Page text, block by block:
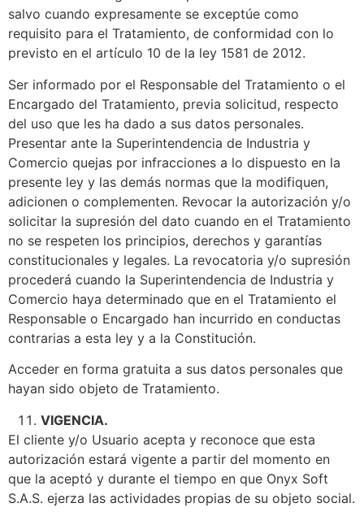
salvo cuando expresamente se exceptúe como
requisito para el Tratamiento, de conformidad con lo
previsto en el artículo 10 de la ley 1581 de 2012.
Ser informado por el Responsable del Tratamiento o el
Encargado del Tratamiento, previa solicitud, respecto
del uso que les ha dado a sus datos personales.
Presentar ante la Superintendencia de Industria y
Comercio quejas por infracciones a lo dispuesto en la
presente ley y las demás normas que la modifiquen,
adicionen o complementen. Revocar la autorización y/o
solicitar la supresión del dato cuando en el Tratamiento
no se respeten los principios, derechos y garantías
constitucionales y legales. La revocatoria y/o supresión
procederá cuando la Superintendencia de Industria y
Comercio haya determinado que en el Tratamiento el
Responsable o Encargado han incurrido en conductas
contrarias a esta ley y a la Constitución.
Acceder en forma gratuita a sus datos personales que
hayan sido objeto de Tratamiento.
VIGENCIA.
El cliente y/o Usuario acepta y reconoce que esta
autorización estará vigente a partir del momento en
que la aceptó y durante el tiempo en que Onyx Soft
S.A.S. ejerza las actividades propias de su objeto social.